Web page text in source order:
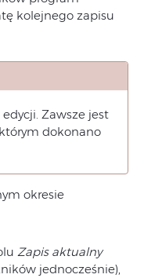
kolejnego zapisu
Zawsze jest
dokonano
okresie
Zapis aktualny
jednocześnie),